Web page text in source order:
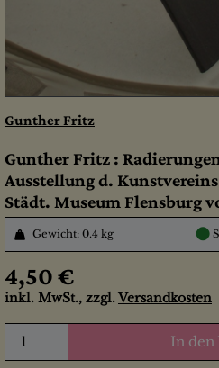
Gunther Fritz
Gunther Fritz :
Ausstellung d.
Städt. Museum Flensburg
Gewicht: 0.4 kg ●
4,50 €
inkl. MwSt., zzgl. Versandkosten
In den